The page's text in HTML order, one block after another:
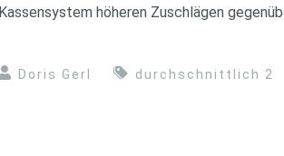
Kassensystem höheren Zuschlägen
Doris Gerl durchschnittlich 2